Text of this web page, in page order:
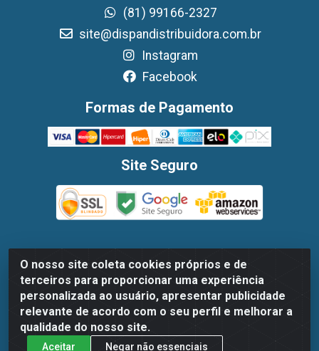
O nosso site coleta cookies próprios e de
terceiros para proporcionar uma experiência
personalizada ao usuário, apresentar publicidade
relevante de acordo com o seu perfil e melhorar a
qualidade do nosso site.
Aceitar Negar não essenciais
(81) 99166-2327
site@dispandistribuidora.com.br
Instagram
Facebook
Formas de Pagamento
Site Seguro
Dispan Distribuidora de Alimentos LTDA - Avenida Marechal
Mascarenhas De Moraes, 1048- Imbiribeira, Recife/PE - CEP
51.170-000 - CNPJ 30.779.584/0003-78